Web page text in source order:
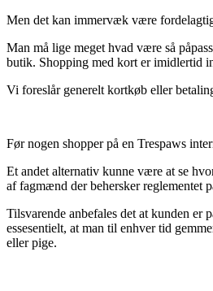
Men det kan immervæk være
Man må lige meget hvad være så
butik. Shopping med kort er imidlertid
Vi foreslår generelt kortkøb eller
Før nogen shopper på en Trespaws
Et andet alternativ kunne være at se
af fagmænd der behersker reglementet
Tilsvarende anbefales det at kunden
essesentielt, at man til enhver tid
eller pige.